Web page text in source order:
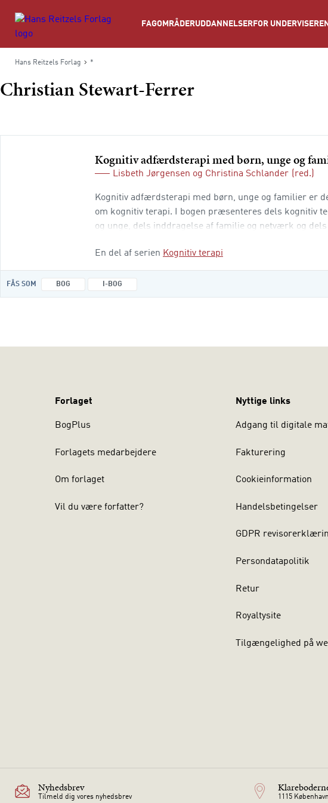
FAGOMRÅDERUDDANNELSER FOR UNDERVISERE
Hans Reitzels Forlag *
Christian Stewart-Ferrer
Kognitiv adfærdsterapi med børn, unge og
Lisbeth Jørgensen og Christina Schlander (red.)
Kognitiv adfærdsterapi med børn, unge og familier er
om kognitiv terapi. I bogen præsenteres dels kognitiv
og unge, dels inddragelse af familie og netværk og
En del af serien Kognitiv terapi
FÅS SOM BOG I-BOG
Forlaget
BogPlus
Forlagets medarbejdere
Om forlaget
Vil du være forfatter?
Nyttige links
Adgang til digitale
Fakturering
Cookieinformation
Handelsbetingelser
GDPR
Persondatapolitik
Retur
Royaltysite
Tilgængelighed på
Nyhedsbrev
Tilmeld dig vores nyhedsbrev 1115